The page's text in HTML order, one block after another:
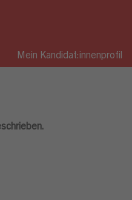
Mein Kandidat:innenprofil